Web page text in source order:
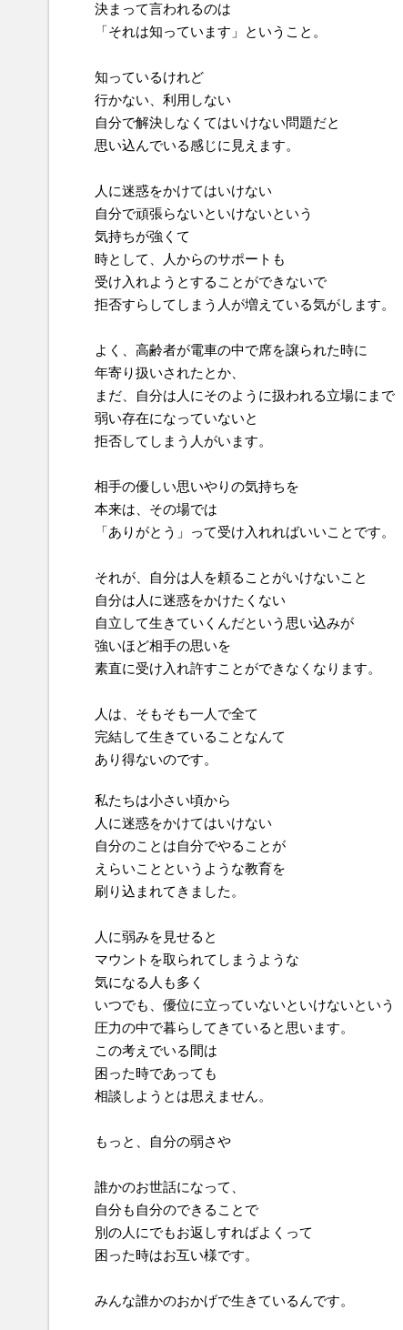
決まって言われるのは
「それは知っています」ということ。
知っているけれど
行かない、利用しない
自分で解決しなくてはいけない問題だと
思い込んでいる感じに見えます。
人に迷惑をかけてはいけない
自分で頑張らないといけないという
気持ちが強くて
時として、人からのサポートも
受け入れようとすることができないで
拒否すらしてしまう人が増えている気がします。
よく、高齢者が電車の中で席を譲られた時に
年寄り扱いされたとか、
まだ、自分は人にそのように扱われる立場にまで
弱い存在になっていないと
拒否してしまう人がいます。
相手の優しい思いやりの気持ちを
本来は、その場では
「ありがとう」って受け入れればいいことです。
それが、自分は人を頼ることがいけないこと
自分は人に迷惑をかけたくない
自立して生きていくんだという思い込みが
強いほど相手の思いを
素直に受け入れ許すことができなくなります。
人は、そもそも一人で全て
完結して生きていることなんて
あり得ないのです。
私たちは小さい頃から
人に迷惑をかけてはいけない
自分のことは自分でやることが
えらいことというような教育を
刷り込まれてきました。
人に弱みを見せると
マウントを取られてしまうような
気になる人も多く
いつでも、優位に立っていないといけないという
圧力の中で暮らしてきていると思います。
この考えでいる間は
困った時であっても
相談しようとは思えません。
もっと、自分の弱さや
誰かのお世話になって、
自分も自分のできることで
別の人にでもお返しすればよくって
困った時はお互い様です。
みんな誰かのおかげで生きているんです。